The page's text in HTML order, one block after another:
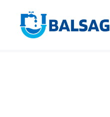
contenido